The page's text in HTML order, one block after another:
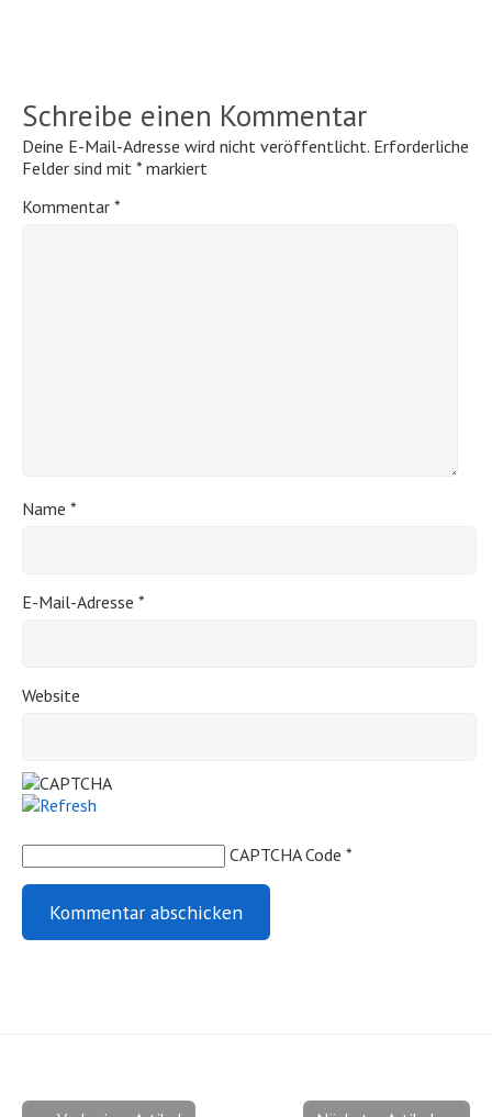
Schreibe einen Kommentar
Deine E-Mail-Adresse wird nicht veröffentlicht. Erforderliche
Felder sind mit * markiert
Kommentar *
Name *
E-Mail-Adresse *
Website
CAPTCHA Code *